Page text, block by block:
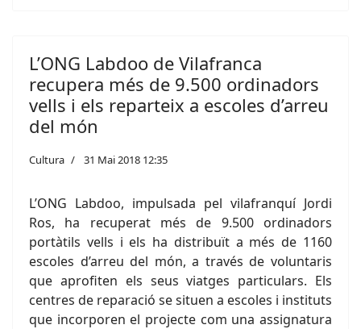
L’ONG Labdoo de Vilafranca
recupera més de 9.500 ordinadors
vells i els reparteix a escoles d’arreu
del món
Cultura 31 Mai 2018 12:35
L’ONG Labdoo, impulsada pel vilafranquí Jordi
Ros, ha recuperat més de 9.500 ordinadors
portàtils vells i els ha distribuït a més de 1160
escoles d’arreu del món, a través de voluntaris
que aprofiten els seus viatges particulars. Els
centres de reparació se situen a escoles i instituts
que incorporen el projecte com una assignatura